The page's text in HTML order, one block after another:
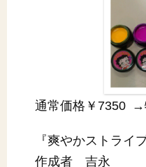
通常価格￥7350 →
『爽やかストライ
作成者 吉永